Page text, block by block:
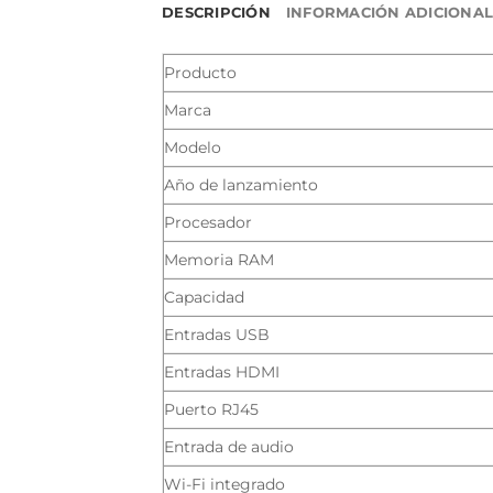
DESCRIPCIÓN INFORMACIÓN ADICIONAL
Producto
Marca
Modelo
Año de lanzamiento
Procesador
Memoria RAM
Capacidad
Entradas USB
Entradas HDMI
Puerto RJ45
Entrada de audio
Wi-Fi integrado